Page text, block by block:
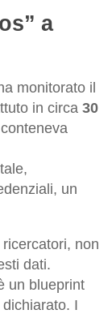
a
monitorato il
in circa 30
un
non
dati.
un blueprint
I